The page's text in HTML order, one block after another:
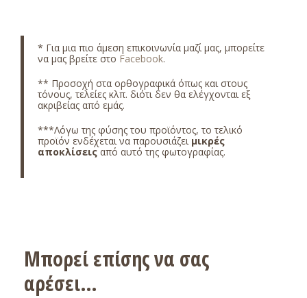
* Για μια πιο άμεση επικοινωνία μαζί μας, μπορείτε
να μας βρείτε στο Facebook.
** Προσοχή στα ορθογραφικά όπως και στους
τόνους, τελείες κλπ. διότι δεν θα ελέγχονται εξ
ακριβείας από εμάς.
***Λόγω της φύσης του προϊόντος, το τελικό
προϊόν ενδέχεται να παρουσιάζει μικρές
αποκλίσειςαπό αυτό της φωτογραφίας.
Μπορεί επίσης να σας
αρέσει…